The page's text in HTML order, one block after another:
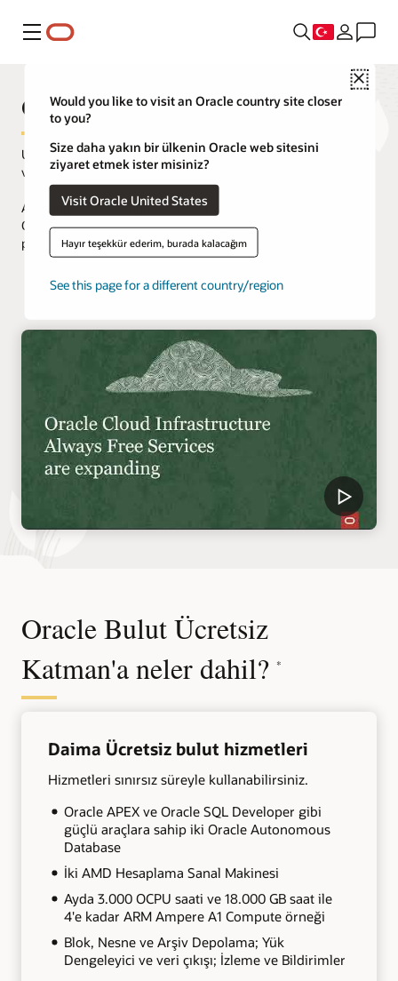
Menü
Close
Would you like to visit an Oracle country site closer
to you?
Size daha yakın bir ülkenin Oracle web sitesini
ziyaret etmek ister misiniz?
Visit Oracle United States
Hayır teşekkür ederim, burada kalacağım
See this page for a different country/region
OCI Cloud Free Tier
Uygulamaları Oracle Cloud'da ücretsiz olarak oluşturun, test edin
ve konuşlandırın.
Arm Ampere A1 Compute dahil olmak üzere Daima Ücretsiz
Oracle Cloud hizmetleri eklendi. Büyük ölçekli Arm geliştirme
projeleri içinOCI Arm Accelerator'abaşvurabilirsiniz.
Ücretsiz başlayın Oracle Cloud'a kaydolun
Oracle Bulut Ücretsiz
Katman'a neler dahil? *
Daima Ücretsiz bulut hizmetleri
Hizmetleri sınırsız süreyle kullanabilirsiniz.
Oracle APEX ve Oracle SQL Developer gibi
güçlü araçlara sahip iki Oracle Autonomous
Database
İki AMD Hesaplama Sanal Makinesi
Ayda 3.000 OCPU saati ve 18.000 GB saat ile
4'e kadar ARM Ampere A1 Compute örneği
Blok, Nesne ve Arşiv Depolama; Yük
Dengeleyici ve veri çıkışı; İzleme ve Bildirimler